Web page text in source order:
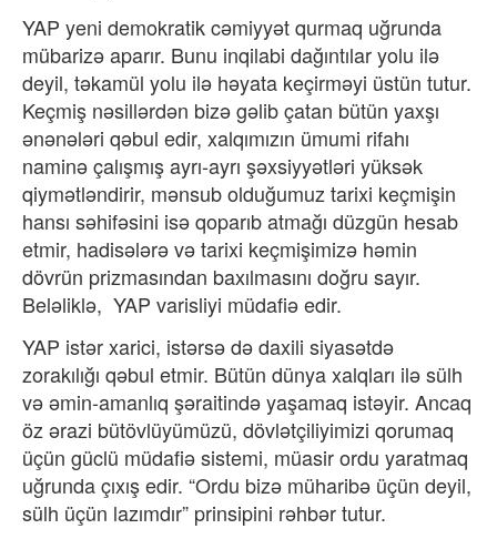
YAP yeni demokratik cəmiyyət qurmaq uğrunda
mübarizə aparır. Bunu inqilabi dağıntılar yolu ilə
deyil, təkamül yolu ilə həyata keçirməyi üstün tutur.
Keçmiş nəsillərdən bizə gəlib çatan bütün yaxşı
ənənələri qəbul edir, xalqımızın ümumi rifahı
naminə çalışmış ayrı-ayrı şəxsiyyətləri yüksək
qiymətləndirir, mənsub olduğumuz tarixi keçmişin
hansı səhifəsini isə qoparıb atmağı düzgün hesab
etmir, hadisələrə və tarixi keçmişimizə həmin
dövrün prizmasından baxılmasını doğru sayır.
Beləliklə, YAP varisliyi müdafiə edir.
YAP istər xarici, istərsə də daxili siyasətdə
zorakılığı qəbul etmir. Bütün dünya xalqları ilə sülh
və əmin-amanlıq şəraitində yaşamaq istəyir. Ancaq
öz ərazi bütövlüyümüzü, dövlətçiliyimizi qorumaq
üçün güclü müdafiə sistemi, müasir ordu yaratmaq
uğrunda çıxış edir. “Ordu bizə müharibə üçün deyil,
sülh üçün lazımdır” prinsipini rəhbər tutur.